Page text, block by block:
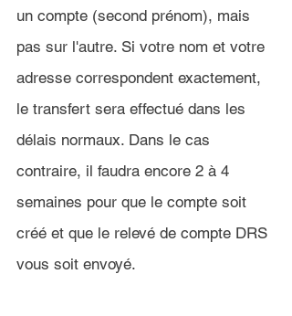
un compte (second prénom), mais
pas sur l'autre. Si votre nom et votre
adresse correspondent exactement,
le transfert sera effectué dans les
délais normaux. Dans le cas
contraire, il faudra encore 2 à 4
semaines pour que le compte soit
créé et que le relevé de compte DRS
vous soit envoyé.